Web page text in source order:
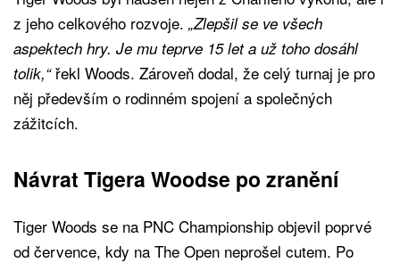
z jeho celkového rozvoje. „Zlepšil se ve všech
aspektech hry. Je mu teprve 15 let a už toho dosáhl
tolik,“řekl Woods. Zároveň dodal, že celý turnaj je pro
něj především o rodinném spojení a společných
zážitcích.
Návrat Tigera Woodse po zranění
Tiger Woods se na PNC Championship objevil poprvé
od července, kdy na The Open neprošel cutem. Po